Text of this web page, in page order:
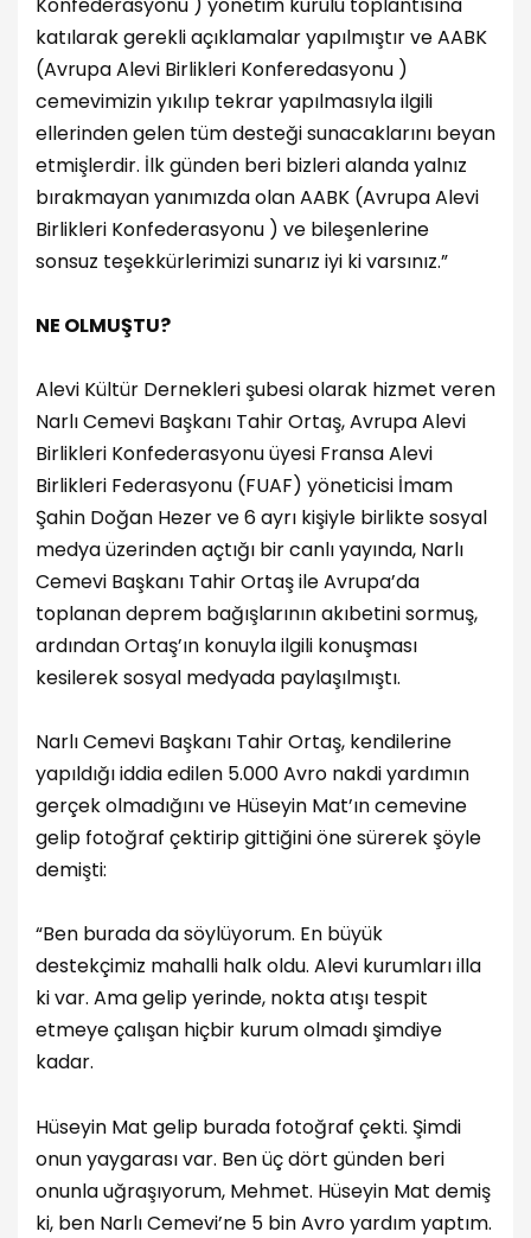
katılarak gerekli açıklamalar yapılmıştır ve AABK
(Avrupa Alevi Birlikleri Konferedasyonu )
cemevimizin yıkılıp tekrar yapılmasıyla ilgili
ellerinden gelen tüm desteği sunacaklarını beyan
etmişlerdir. İlk günden beri bizleri alanda yalnız
bırakmayan yanımızda olan AABK (Avrupa Alevi
Birlikleri Konfederasyonu ) ve bileşenlerine
sonsuz teşekkürlerimizi sunarız iyi ki varsınız.”
NE OLMUŞTU?
Alevi Kültür Dernekleri şubesi olarak hizmet veren
Narlı Cemevi Başkanı Tahir Ortaş, Avrupa Alevi
Birlikleri Konfederasyonu üyesi Fransa Alevi
Birlikleri Federasyonu (FUAF) yöneticisi İmam
Şahin Doğan Hezer ve 6 ayrı kişiyle birlikte sosyal
medya üzerinden açtığı bir canlı yayında, Narlı
Cemevi Başkanı Tahir Ortaş ile Avrupa’da
toplanan deprem bağışlarının akıbetini sormuş,
ardından Ortaş’ın konuyla ilgili konuşması
kesilerek sosyal medyada paylaşılmıştı.
Narlı Cemevi Başkanı Tahir Ortaş, kendilerine
yapıldığı iddia edilen 5.000 Avro nakdi yardımın
gerçek olmadığını ve Hüseyin Mat’ın cemevine
gelip fotoğraf çektirip gittiğini öne sürerek şöyle
demişti:
“Ben burada da söylüyorum. En büyük
destekçimiz mahalli halk oldu. Alevi kurumları illa
ki var. Ama gelip yerinde, nokta atışı tespit
etmeye çalışan hiçbir kurum olmadı şimdiye
kadar.
Hüseyin Mat gelip burada fotoğraf çekti. Şimdi
onun yaygarası var. Ben üç dört günden beri
onunla uğraşıyorum, Mehmet. Hüseyin Mat demiş
ki, ben Narlı Cemevi’ne 5 bin Avro yardım yaptım.